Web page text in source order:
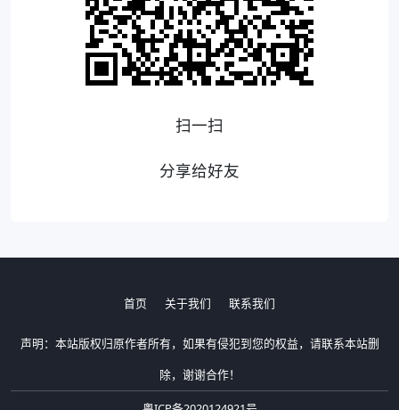
扫一扫
分享给好友
首页 关于我们 联系我们
声明：本站版权归原作者所有，如果有侵犯到您的权益，请联系本站删
除，谢谢合作！